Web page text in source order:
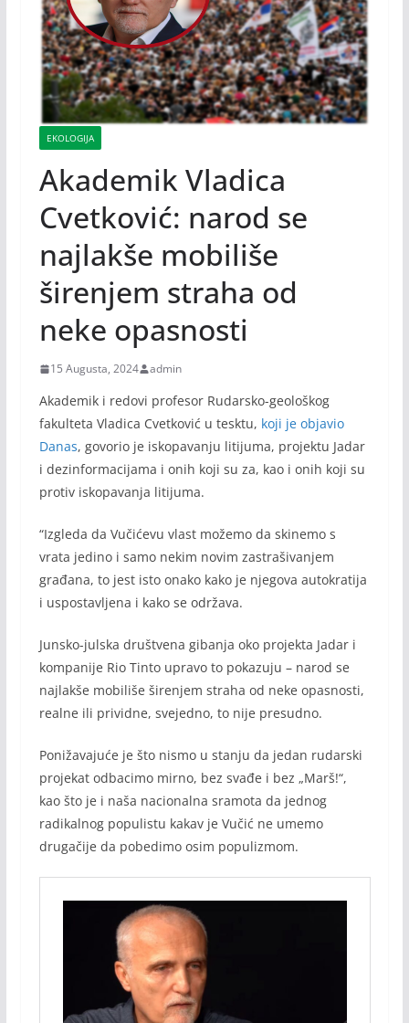
EKOLOGIJA
Akademik Vladica
Cvetković: narod se
najlakše mobiliše
širenjem straha od
neke opasnosti
15 Augusta, 2024 admin
Akademik i redovi profesor Rudarsko-geološkog
fakulteta Vladica Cvetković u tesktu, koji je objavio
Danas, govorio je iskopavanju litijuma, projektu Jadar
i dezinformacijama i onih koji su za, kao i onih koji su
protiv iskopavanja litijuma.
“Izgleda da Vučićevu vlast možemo da skinemo s
vrata jedino i samo nekim novim zastrašivanjem
građana, to jest isto onako kako je njegova autokratija
i uspostavljena i kako se održava.
Junsko-julska društvena gibanja oko projekta Jadar i
kompanije Rio Tinto upravo to pokazuju – narod se
najlakše mobiliše širenjem straha od neke opasnosti,
realne ili prividne, svejedno, to nije presudno.
Ponižavajuće je što nismo u stanju da jedan rudarski
projekat odbacimo mirno, bez svađe i bez „Marš!“,
kao što je i naša nacionalna sramota da jednog
radikalnog populistu kakav je Vučić ne umemo
drugačije da pobedimo osim populizmom.